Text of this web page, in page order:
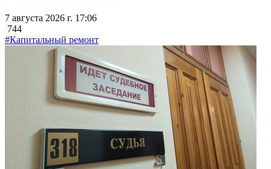
7 августа 2026 г. 17:06
744
#Капитальный ремонт